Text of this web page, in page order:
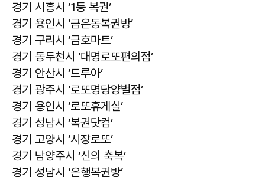
경기 시흥시 ‘1등 복권’
경기 용인시 ‘금은동복권방’
경기 구리시 ‘금호마트’
경기 동두천시 ‘대명로또편의점’
경기 안산시 ‘드루아’
경기 광주시 ‘로또명당양벌점’
경기 용인시 ‘로또휴게실’
경기 성남시 ‘복권닷컴’
경기 고양시 ‘시장로또’
경기 남양주시 ‘신의 축복’
경기 성남시 ‘은행복권방’